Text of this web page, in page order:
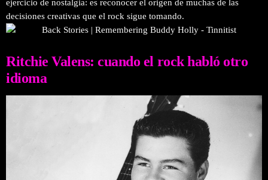
ejercicio de nostalgia: es reconocer el origen de muchas de las
decisiones creativas que el rock sigue tomando.
Ritchie Valens: cuando el rock habló otro
idioma